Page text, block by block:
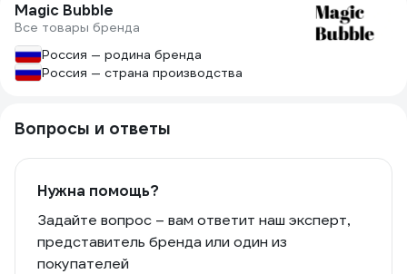
Magic Bubble
Все товары бренда
Россия — родина бренда
Россия — страна производства
Вопросы и ответы
Нужна помощь?
Задайте вопрос – вам ответит наш эксперт,
представитель бренда или один из
покупателей